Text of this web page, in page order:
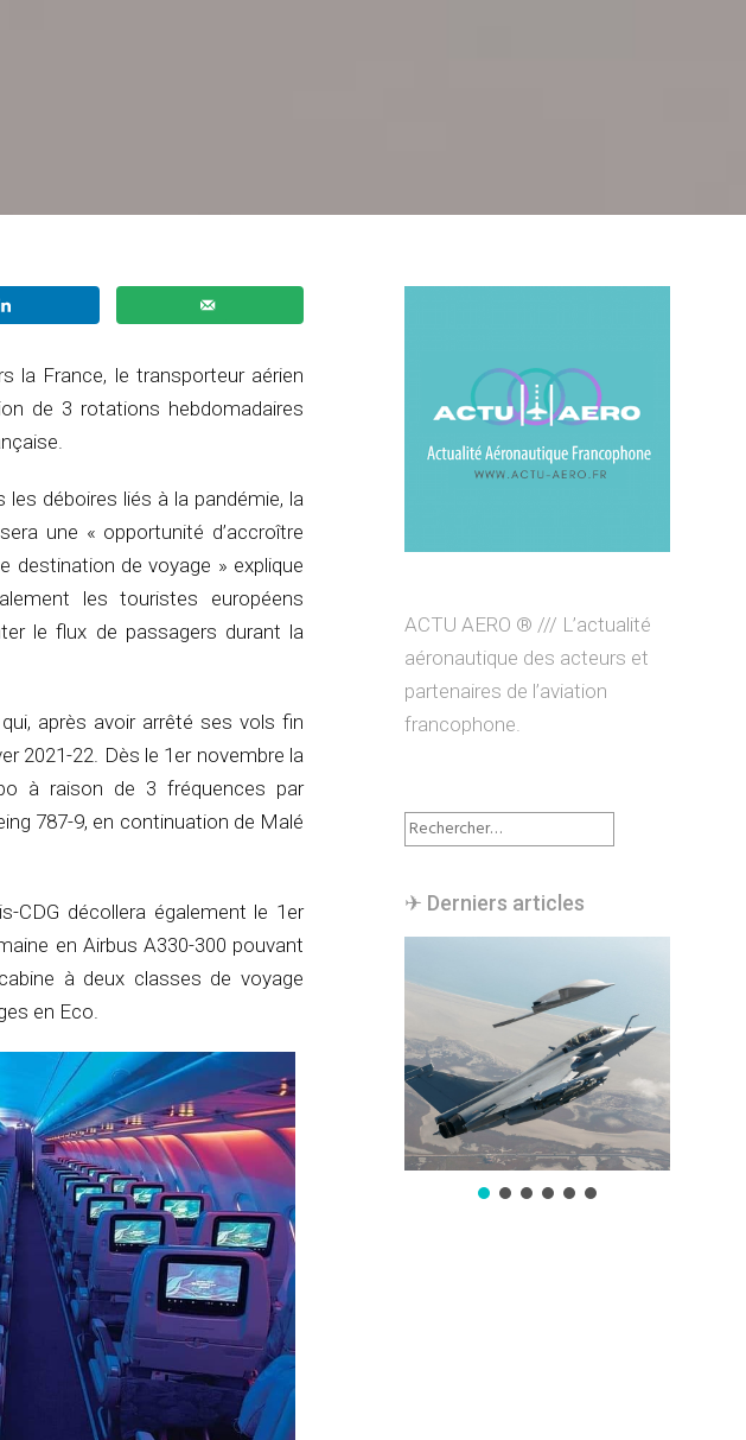
la France, le transporteur aérien
de 3 rotations hebdomadaires
déboires liés à la pandémie, la
une « opportunité d’accroître
destination de voyage » explique
les touristes européens
le flux de passagers durant la
après avoir arrêté ses vols fin
2021-22. Dès le 1er novembre la
à raison de 3 fréquences par
787-9, en continuation de Malé
CDG décollera également le 1er
en Airbus A330-300 pouvant
à deux classes de voyage
en Eco.
ACTU AERO ® /// L’actualité
aéronautique des acteurs et
partenaires de l’aviation
francophone.
Rechercher :
✈︎ Derniers articles